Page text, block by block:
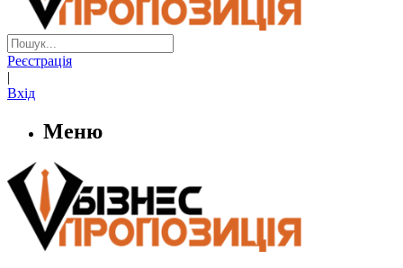
Реєстрація
|
Вхід
Меню